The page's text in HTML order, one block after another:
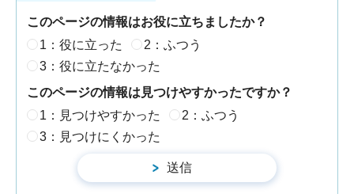
このページの情報はお役に立ちましたか？
1：役に立った
2：ふつう
3：役に立たなかった
このページの情報は見つけやすかったですか？
1：見つけやすかった
2：ふつう
3：見つけにくかった